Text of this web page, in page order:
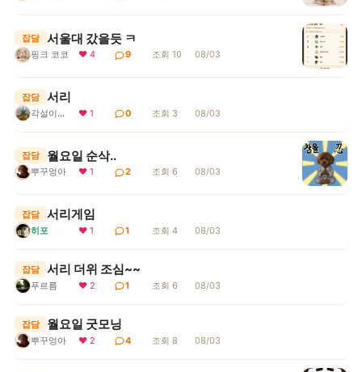
잡담 서울대 갔을듯 ㅋ
핑크 코코 ❤ 4 9 조회 10 08/03
잡담 서리
각설이지요 ❤ 1 0 조회 3 08/03
잡담 월요일 순삭..
뿌꾸엉아 ❤ 1 2 조회 6 08/03
잡담 서리게임
히포 ❤ 1 1 조회 4 08/03
잡담 서리 더위 조심~~
푸르름 ❤ 2 1 조회 6 08/03
잡담 월요일 굿모닝
뿌꾸엉아 ❤ 2 4 조회 8 08/03